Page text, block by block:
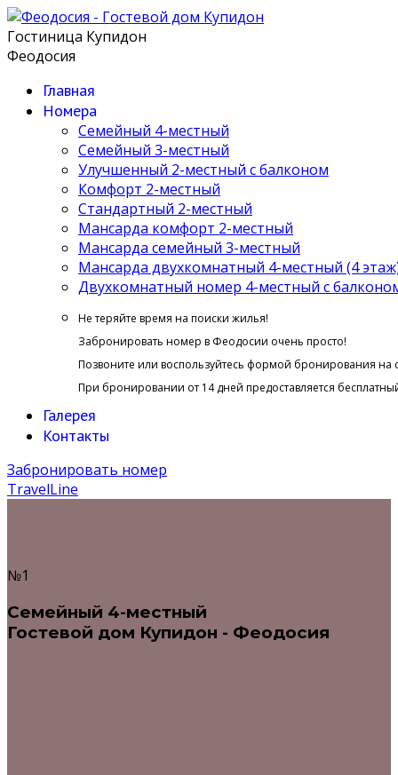
Гостиница Купидон
Феодосия
Главная
Номера
Семейный 4-местный
Семейный 3-местный
Улучшенный 2-местный с балконом
Комфорт 2-местный
Стандартный 2-местный
Мансарда комфорт 2-местный
Мансарда семейный 3-местный
Мансарда двухкомнатный 4-местный (4
Двухкомнатный номер 4-местный с
Не теряйте время на поиски жилья!
Забронировать номер в Феодосии очень просто!
Позвоните или воспользуйтесь формой бронирования на
При бронировании от 14 дней предоставляется
Галерея
Контакты
Забронировать номер
TravelLine
№1
Семейный 4-местный
Гостевой дом Купидон - Феодосия